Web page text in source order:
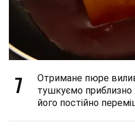
7
Отримане пюре
тушкуємо приблизно
його постійно